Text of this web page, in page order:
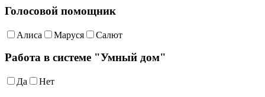
Голосовой помощник
Алиса Маруся Салют
Работа в системе "Умный дом"
Да Нет